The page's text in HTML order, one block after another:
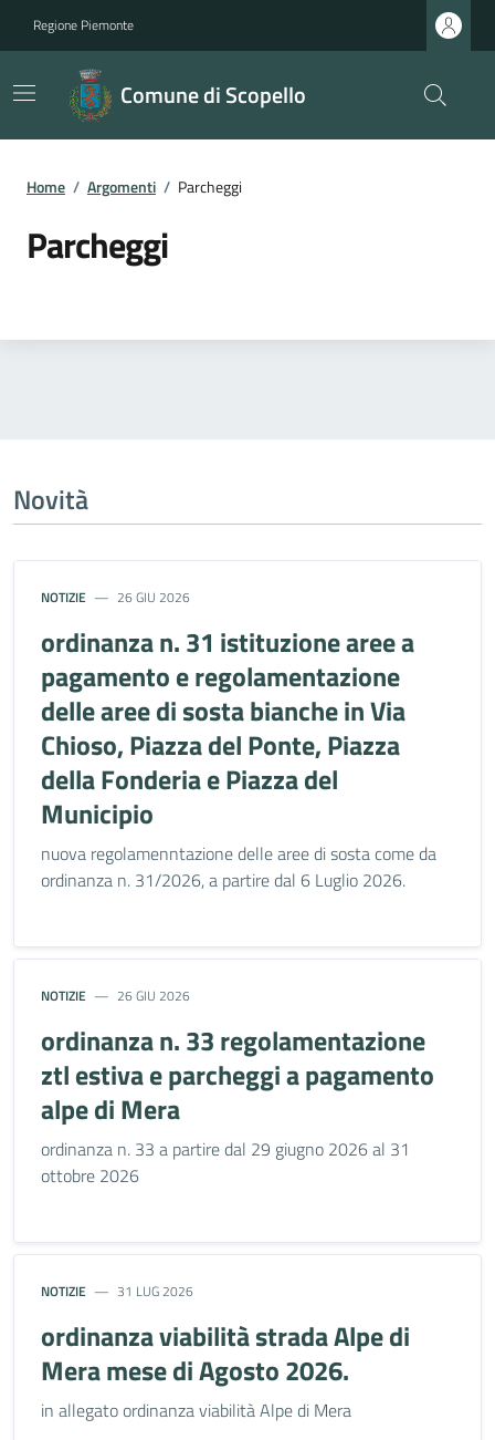
Regione Piemonte
Comune di Scopello
Home / Argomenti / Parcheggi
Parcheggi
Novità
NOTIZIE 26 GIU 2026
ordinanza n. 31 istituzione aree a
pagamento e regolamentazione
delle aree di sosta bianche in Via
Chioso, Piazza del Ponte, Piazza
della Fonderia e Piazza del
Municipio
nuova regolamenntazione delle aree di sosta come da
ordinanza n. 31/2026, a partire dal 6 Luglio 2026.
NOTIZIE 26 GIU 2026
ordinanza n. 33 regolamentazione
ztl estiva e parcheggi a pagamento
alpe di Mera
ordinanza n. 33 a partire dal 29 giugno 2026 al 31
ottobre 2026
NOTIZIE 31 LUG 2026
ordinanza viabilità strada Alpe di
Mera mese di Agosto 2026.
in allegato ordinanza viabilità Alpe di Mera